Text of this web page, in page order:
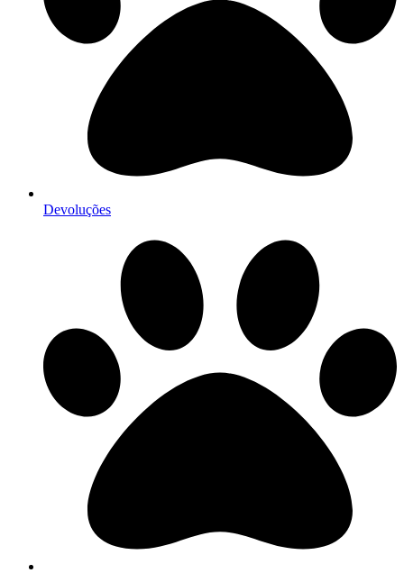
Devoluções